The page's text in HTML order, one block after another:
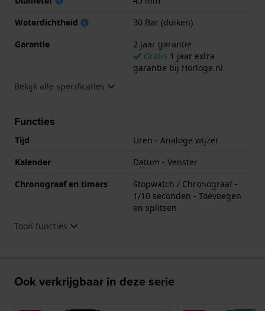
Waterdichtheid
30 Bar (duiken)
Garantie
2 jaar garantie
Gratis 1 jaar extra
garantie bij Horloge.nl
Bekijk alle specificaties
Functies
Tijd
Uren - Analoge wijzer
Kalender
Datum - Venster
Chronograaf en timers
Stopwatch / Chronograaf -
1/10 seconden - Toevoegen
en splitsen
Toon functies
Ook verkrijgbaar in deze serie